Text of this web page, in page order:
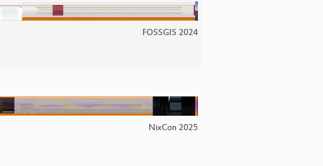
FOSSGIS 2024
NixCon 2025